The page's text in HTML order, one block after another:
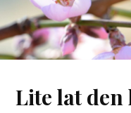
Lite lat den